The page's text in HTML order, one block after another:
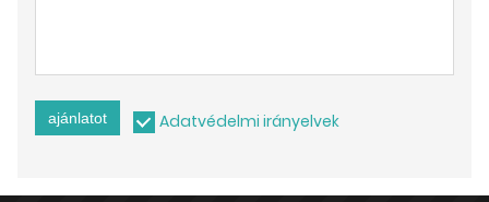
ajánlatot Adatvédelmi irányelvek